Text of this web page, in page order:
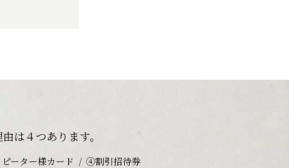
は４つあります。
ーター様カード ④割引招待券